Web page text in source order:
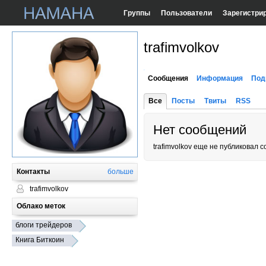
Группы Пользователи
Контакты больше
trafimvolkov
Облако меток
блоги трейдеров
Книга Биткоин
trafimvolkov
Сообщения Информация
Все Посты Твиты RSS
Нет сообщений
trafimvolkov еще не публиковал